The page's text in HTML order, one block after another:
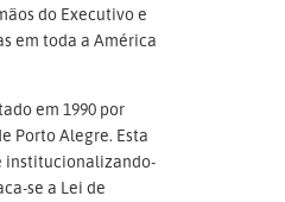
do Executivo e
em toda a América
em 1990 por
Porto Alegre. Esta
institucionalizando-
se a Lei de